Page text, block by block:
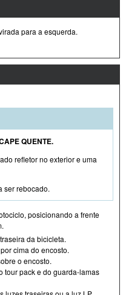
para a esquerda.
QUENTE.
refletor no exterior e uma
ser rebocado.
posicionando a frente
da bicicleta.
cima do encosto.
o encosto.
tour pack e do guarda-lamas